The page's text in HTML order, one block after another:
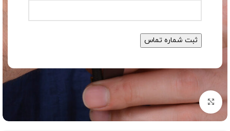
برای بزرگنمایی کلیک کنید